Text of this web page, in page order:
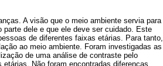
A visão que o meio ambiente servia para
dele e que ele deve ser cuidado. Este
de diferentes faixas etárias. Para tanto,
ao meio ambiente. Foram investigadas as
de uma análise de contraste pelo
Não foram encontradas diferenças